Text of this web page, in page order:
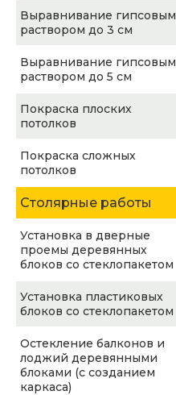
Выравнивание гипсовым
раствором до 3 см
Выравнивание гипсовым
раствором до 5 см
Покраска плоских
потолков
Покраска сложных
потолков
Столярные работы
Установка в дверные
проемы деревянных
блоков со стеклопакетом
Установка пластиковых
блоков со стеклопакетом
Остекление балконов и
лоджий деревянными
блоками (с созданием
каркаса)